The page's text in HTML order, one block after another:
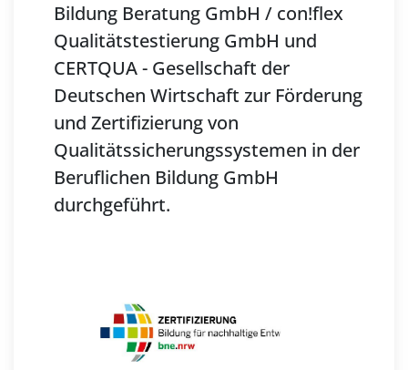
Bildung Beratung GmbH / con!flex
Qualitätstestierung GmbH und
CERTQUA - Gesellschaft der
Deutschen Wirtschaft zur Förderung
und Zertifizierung von
Qualitätssicherungssystemen in der
Beruflichen Bildung GmbH
durchgeführt.